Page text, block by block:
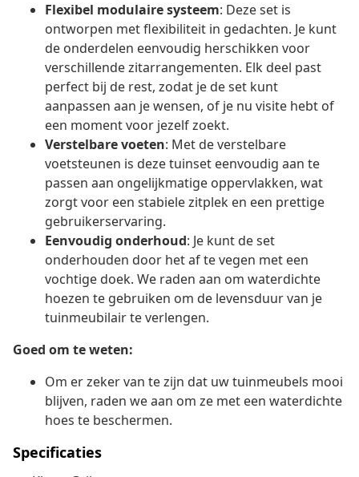
Flexibel modulaire systeem: Deze set is
ontworpen met flexibiliteit in gedachten. Je kunt
de onderdelen eenvoudig herschikken voor
verschillende zitarrangementen. Elk deel past
perfect bij de rest, zodat je de set kunt
aanpassen aan je wensen, of je nu visite hebt of
een moment voor jezelf zoekt.
Verstelbare voeten: Met de verstelbare
voetsteunen is deze tuinset eenvoudig aan te
passen aan ongelijkmatige oppervlakken, wat
zorgt voor een stabiele zitplek en een prettige
gebruikerservaring.
Eenvoudig onderhoud: Je kunt de set
onderhouden door het af te vegen met een
vochtige doek. We raden aan om waterdichte
hoezen te gebruiken om de levensduur van je
tuinmeubilair te verlengen.
Goed om te weten:
Om er zeker van te zijn dat uw tuinmeubels mooi
blijven, raden we aan om ze met een waterdichte
hoes te beschermen.
Specificaties